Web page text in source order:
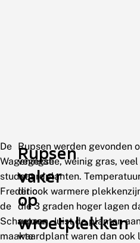
De
Wageningse
student
Frederic
de
Schaetzen
maakte
Rupsen
vaker
op
wroetplekken
Rupsen werden gevonden
vegetatie, weinig gras,
waardplanten.
dit ook warmere
die 3 graden hoger lagen
rupsen. Juist de planten
waardplant waren dan ook